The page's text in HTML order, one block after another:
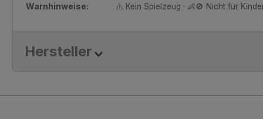
Warnhinweise: ⚠️ Kein Spielzeug · 👶🚫 Nicht für
Hersteller